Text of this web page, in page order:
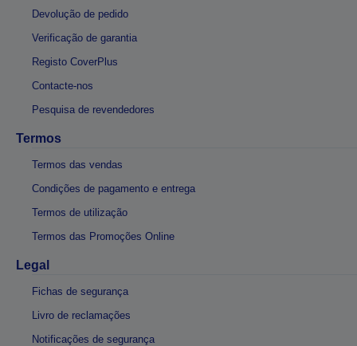
Devolução de pedido
Verificação de garantia
Registo CoverPlus
Contacte-nos
Pesquisa de revendedores
Termos
Termos das vendas
Condições de pagamento e entrega
Termos de utilização
Termos das Promoções Online
Legal
Fichas de segurança
Livro de reclamações
Notificações de segurança